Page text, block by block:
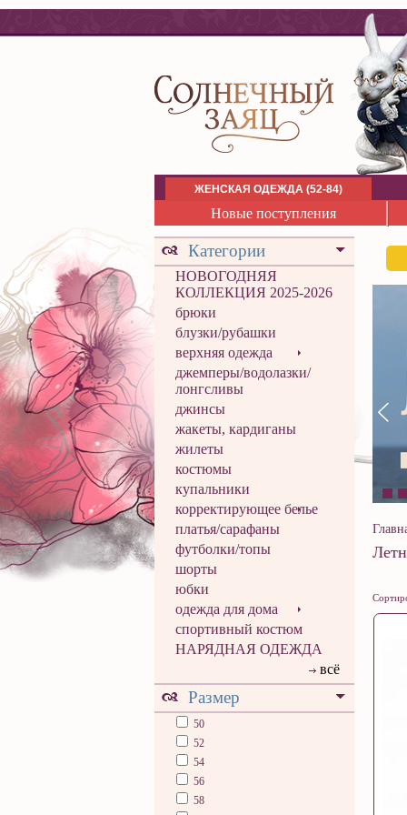
ЖЕНСКАЯ ОДЕЖДА (52-84)
Новые поступления
Категории
НОВОГОДНЯЯ
КОЛЛЕКЦИЯ 2025-2026
брюки
блузки/рубашки
верхняя одежда
джемперы/водолазки/
лонгсливы
джинсы
жакеты, кардиганы
жилеты
костюмы
купальники
корректирующее белье
платья/сарафаны
футболки/топы
шорты
юбки
одежда для дома
спортивный костюм
НАРЯДНАЯ ОДЕЖДА
всё
Размер
50
52
54
56
58